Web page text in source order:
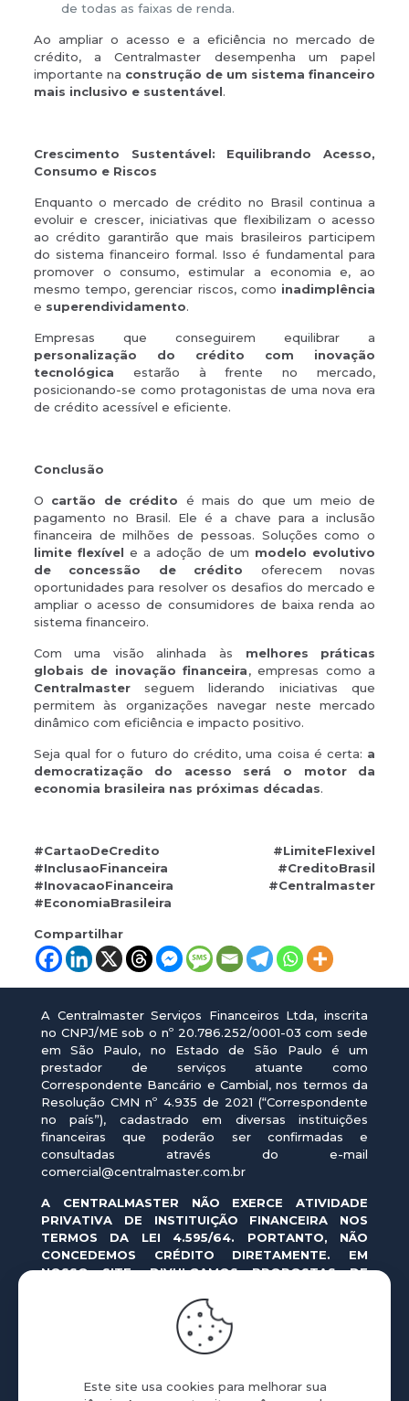
de todas as faixas de renda.
Ao ampliar o acesso e a eficiência no mercado de
crédito, a Centralmaster desempenha um papel
importante na construção de um sistema financeiro
mais inclusivo e sustentável.
Crescimento Sustentável: Equilibrando Acesso,
Consumo e Riscos
Enquanto o mercado de crédito no Brasil continua a
evoluir e crescer, iniciativas que flexibilizam o acesso
ao crédito garantirão que mais brasileiros participem
do sistema financeiro formal. Isso é fundamental para
promover o consumo, estimular a economia e, ao
mesmo tempo, gerenciar riscos, como inadimplência
e superendividamento.
Empresas que conseguirem equilibrar a
personalização do crédito com inovação
tecnológica estarão à frente no mercado,
posicionando-se como protagonistas de uma nova era
de crédito acessível e eficiente.
Conclusão
O cartão de crédito é mais do que um meio de
pagamento no Brasil. Ele é a chave para a inclusão
financeira de milhões de pessoas. Soluções como o
limite flexível e a adoção de um modelo evolutivo
de concessão de crédito oferecem novas
oportunidades para resolver os desafios do mercado e
ampliar o acesso de consumidores de baixa renda ao
sistema financeiro.
Com uma visão alinhada às melhores práticas
globais de inovação financeira, empresas como a
Centralmasterseguem liderando iniciativas que
permitem às organizações navegar neste mercado
dinâmico com eficiência e impacto positivo.
Seja qual for o futuro do crédito, uma coisa é certa: a
democratização do acesso será o motor da
economia brasileira nas próximas décadas.
#CartaoDeCredito #LimiteFlexivel
#InclusaoFinanceira #CreditoBrasil
#InovacaoFinanceira #Centralmaster
#EconomiaBrasileira
Compartilhar
A Centralmaster Serviços Financeiros Ltda, inscrita
no CNPJ/ME sob o nº 20.786.252/0001-03 com sede
em São Paulo, no Estado de São Paulo é um
prestador de serviços atuante como
Correspondente Bancário e Cambial, nos termos da
Resolução CMN nº 4.935 de 2021 (“Correspondente
no país”), cadastrado em diversas instituições
financeiras que poderão ser confirmadas e
consultadas através do e-mail
comercial@centralmaster.com.br
A CENTRALMASTER NÃO EXERCE ATIVIDADE
PRIVATIVA DE INSTITUIÇÃO FINANCEIRA NOS
TERMOS DA LEI 4.595/64. PORTANTO, NÃO
CONCEDEMOS CRÉDITO DIRETAMENTE. EM
NOSSO SITE, DIVULGAMOS PROPOSTAS DE
INSTITUIÇÕES FINANCEIRAS AUTORIZADAS PELO
BANCO CENTRAL DO BRASIL.
As ofertas em nosso site e aplicativo são formuladas
simulações de crédito cujas condições variam
Este site usa cookies para melhorar sua